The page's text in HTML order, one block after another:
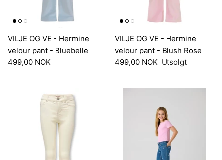
VILJE OG VE - Hermine
velour pant - Bluebelle
499,00 NOK
VILJE OG VE - Hermine
velour pant - Blush Rose
499,00 NOK Utsolgt